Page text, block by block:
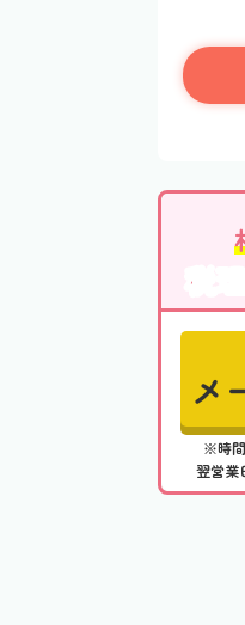
税
メ
※時間
翌営業